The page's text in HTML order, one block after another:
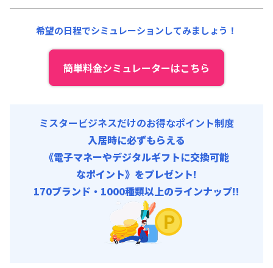
その他費用 :
希望の日程でシミュレーションしてみましょう！
簡単料金シミュレーターはこちら
ミスタービジネスだけのお得なポイント制度
入居時に必ずもらえる
《電子マネーやデジタルギフトに交換可能
なポイント》をプレゼント!
170ブランド・1000種類以上のラインナップ!!